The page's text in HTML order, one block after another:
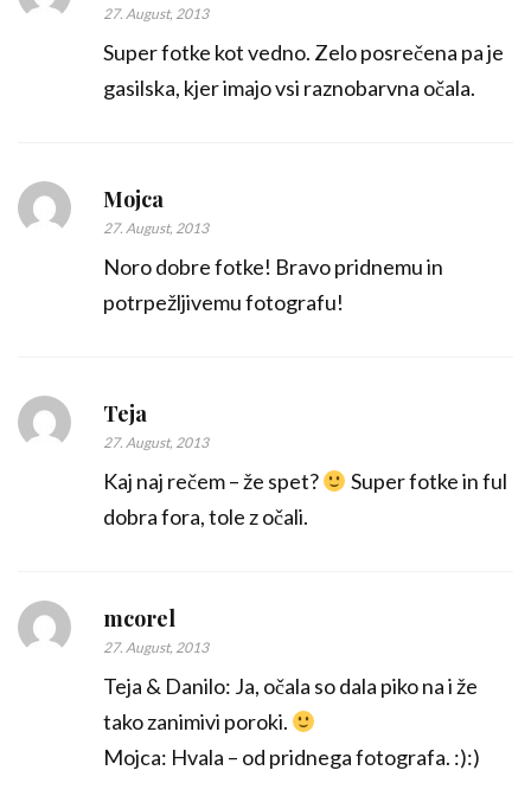
27. August, 2013
Super fotke kot vedno. Zelo posrečena pa je
gasilska, kjer imajo vsi raznobarvna očala.
Mojca
27. August, 2013
Noro dobre fotke! Bravo pridnemu in
potrpežljivemu fotografu!
Teja
27. August, 2013
Kaj naj rečem – že spet?
Super fotke in ful
dobra fora, tole z očali.
mcorel
27. August, 2013
Teja & Danilo: Ja, očala so dala piko na i že
tako zanimivi poroki.
Mojca: Hvala – od pridnega fotografa. :):)